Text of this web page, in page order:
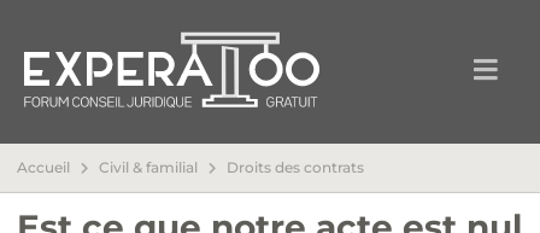
Accueil Civil & familial Droits des contrats